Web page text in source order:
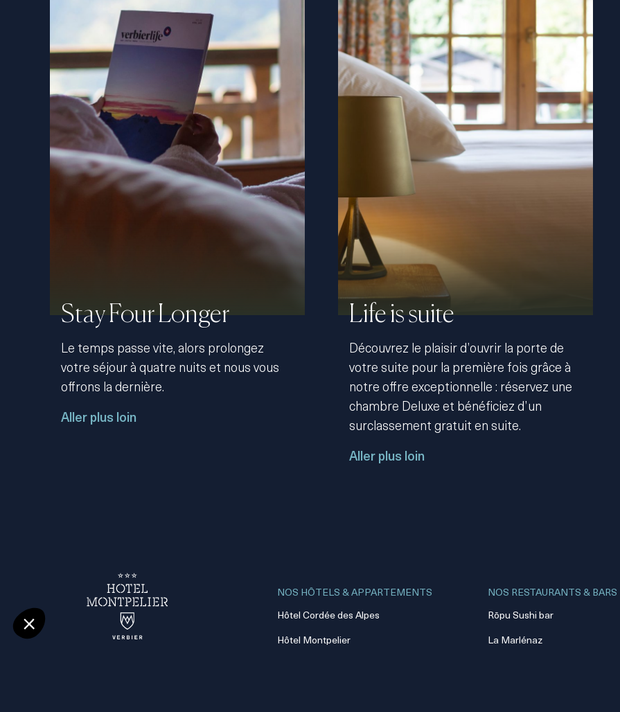
Stay Four Longer
Le temps passe vite, alors prolongez
votre séjour à quatre nuits et nous vous
offrons la dernière.
Aller plus loin
Life is suite
Découvrez le plaisir d’ouvrir la porte de
votre suite pour la première fois grâce à
notre offre exceptionnelle : réservez une
chambre Deluxe et bénéficiez d’un
surclassement gratuit en suite.
Aller plus loin
NOS HÔTELS & APPARTEMENTS
Hôtel Cordée des Alpes
Hôtel Montpelier
NOS RESTAURANTS & BARS
Rōpu Sushi bar
La Marlénaz